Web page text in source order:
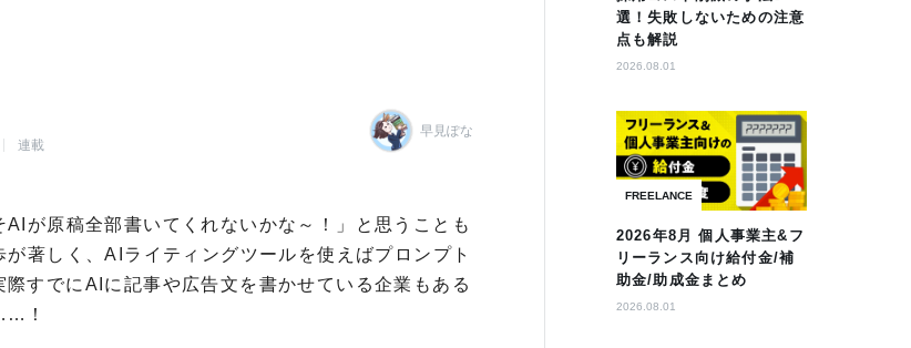
早見ぽな
連載
が原稿全部書いてくれないかな～！」と思うことも
著しく、AIライティングツールを使えばプロンプト
すでにAIに記事や広告文を書かせている企業もある
！
選！失敗しないための注意
点も解説
2026.08.01
FREELANCE
2026年8月 個人事業主&フ
リーランス向け給付金/補
助金/助成金まとめ
2026.08.01